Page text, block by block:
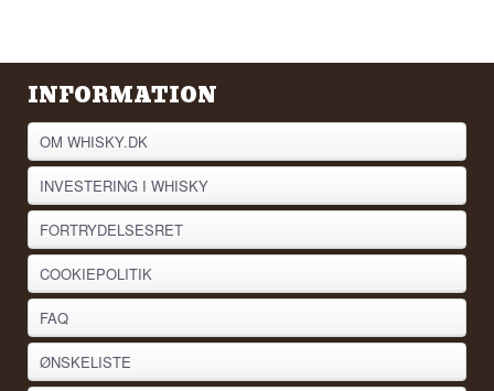
INFORMATION
OM WHISKY.DK
INVESTERING I WHISKY
FORTRYDELSESRET
COOKIEPOLITIK
FAQ
ØNSKELISTE